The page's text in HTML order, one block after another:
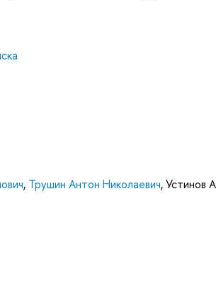
, Трушин Антон Николаевич,Устинов